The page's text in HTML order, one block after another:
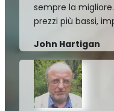
sempre la
prezzi più bassi,
John Hartigan